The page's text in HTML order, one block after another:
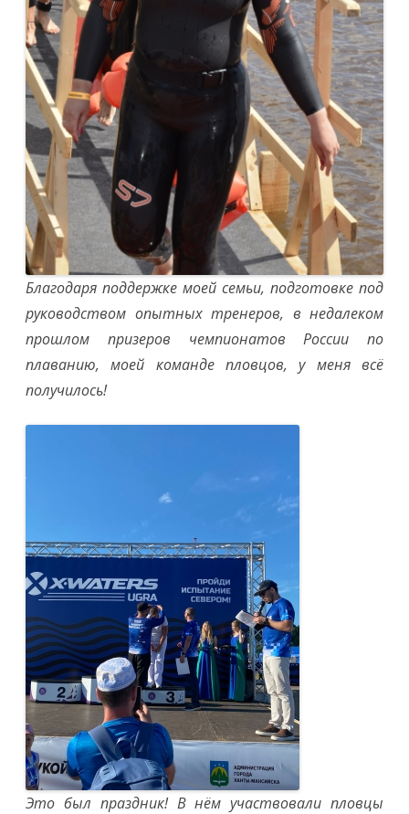
Благодаря поддержке моей семьи, подготовке под
руководством опытных тренеров, в недалеком
прошлом призеров чемпионатов России по
плаванию, моей команде пловцов, у меня всё
получилось!
Это был праздник! В нём участвовали пловцы